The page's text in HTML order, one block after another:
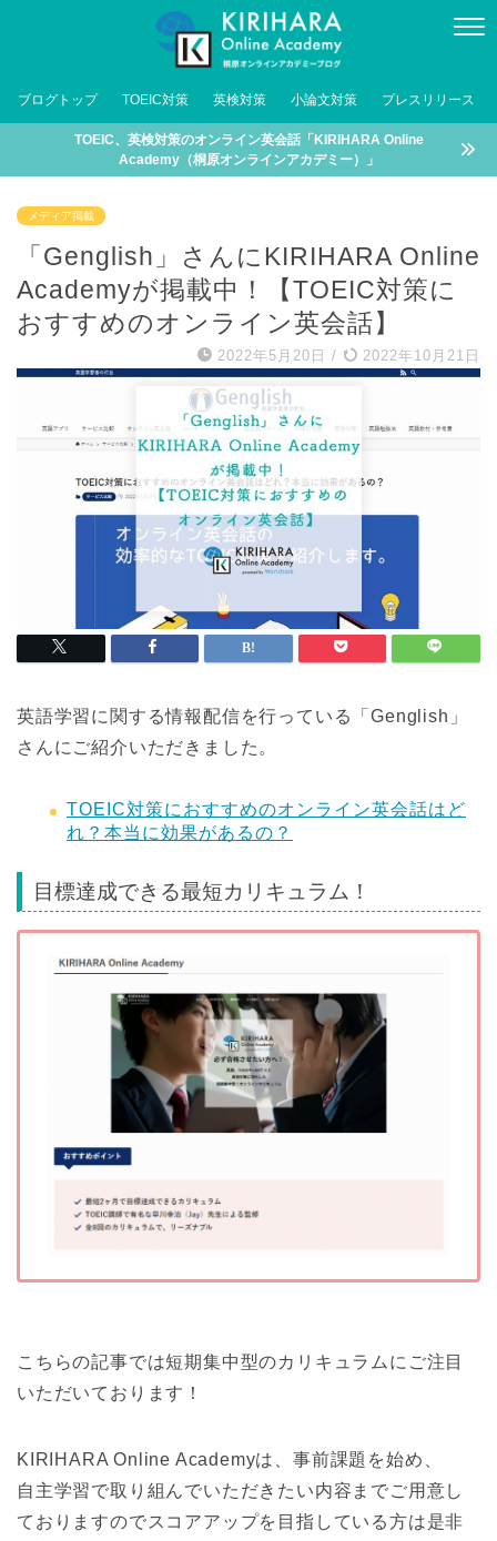
ブログトップ TOEIC対策 英検対策 小論文対策 プレスリリース
TOEIC、英検対策のオンライン英会話「KIRIHARA Online
Academy（桐原オンラインアカデミー）」
メディア掲載
「Genglish」さんにKIRIHARA Online
Academyが掲載中！【TOEIC対策に
おすすめのオンライン英会話】
2022年5月20日 / 2022年10月21日
英語学習に関する情報配信を行っている「Genglish」
さんにご紹介いただきました。
TOEIC対策におすすめのオンライン英会話はど
れ？本当に効果があるの？
目標達成できる最短カリキュラム！
こちらの記事では短期集中型のカリキュラムにご注目
いただいております！
KIRIHARA Online Academyは、事前課題を始め、
自主学習で取り組んでいただきたい内容までご用意し
ておりますのでスコアアップを目指している方は是非